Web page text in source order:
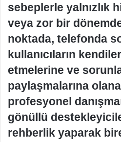
sebeplerle yalnızlık
veya zor bir
noktada, telefonda
kullanıcıların
etmelerine ve
paylaşmalarına
profesyonel
gönüllü
rehberlik yaparak